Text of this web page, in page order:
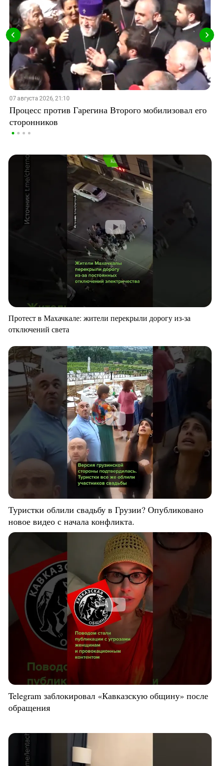
07 августа 2026, 21:10
Процесс против Гарегина Второго мобилизовал его
сторонников
Протест в Махачкале: жители перекрыли дорогу из-за
отключений света
Туристки облили свадьбу в Грузии? Опубликовано
новое видео с начала конфликта.
Telegram заблокировал «Кавказскую общину» после
обращения